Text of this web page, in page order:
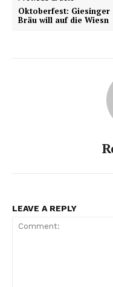
Oktoberfest: Giesinger
Bräu will auf die Wiesn
LEAVE A REPLY